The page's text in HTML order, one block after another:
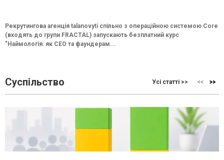
Рекрутингова агенція talanovyti спільно з операційною системою Core
(входять до групи FRACTAL) запускають безплатний курс
"Наймологія: як СEO та фаундерам...
Суспільство Усі статті >>